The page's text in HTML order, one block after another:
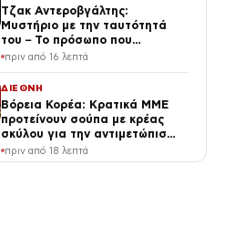
Τζακ Αντεροβγάλτης:
Μυστήριο με την ταυτότητά
του – Το πρόσωπο που
κατηγόρησαν και τελικά έγινε
πριν από 16 λεπτά
ΔΙΕΘΝΗ
Βόρεια Κορέα: Κρατικά ΜΜΕ
προτείνουν σούπα με κρέας
σκύλου για την αντιμετώπιση
του καύσωνα – Κιμ Γιονγκ Ουν
ιδρώνει για τον λαό
πριν από 18 λεπτά